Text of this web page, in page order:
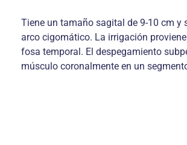
Tiene un tamaño sagital de 9-10 cm y
arco cigomático. La irrigación
fosa temporal. El despegamiento
músculo coronalmente en un